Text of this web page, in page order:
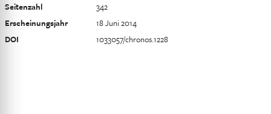
Seitenzahl
342
Erscheinungsjahr
18 Juni 2014
DOI
1033057/chronos.1228